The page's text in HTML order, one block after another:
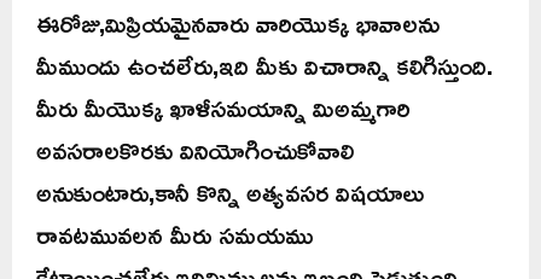
ఈరోజు,మిప్రియమైనవారు వారియొక్క భావాలను
మీముందు ఉంచలేరు,ఇది మీకు విచారాన్ని కలిగిస్తుంది.
మీరు మీయొక్క ఖాళీసమయాన్ని మిఅమ్మగారి
అవసరాలకొరకు వినియోగించుకోవాలి
అనుకుంటారు,కానీ కొన్ని అత్యవసర విషయాలు
రావటమువలన మీరు సమయము